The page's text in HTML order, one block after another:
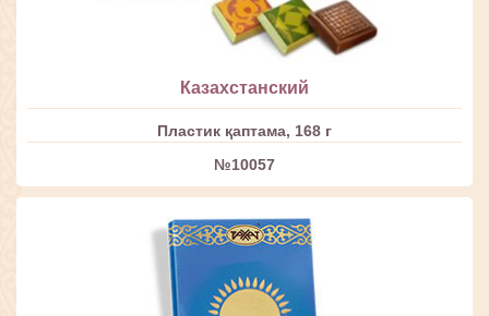
Казахстанский
Пластик қаптама, 168 г
№10057